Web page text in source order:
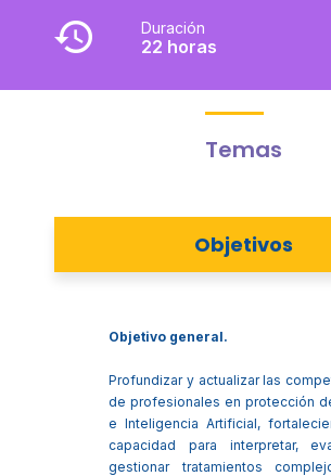
Duración
22 horas
Temas
Objetivos
Objetivo general.
Profundizar y actualizar las
de profesionales en protección
e Inteligencia Artificial,
capacidad para interpretar,
gestionar tratamientos